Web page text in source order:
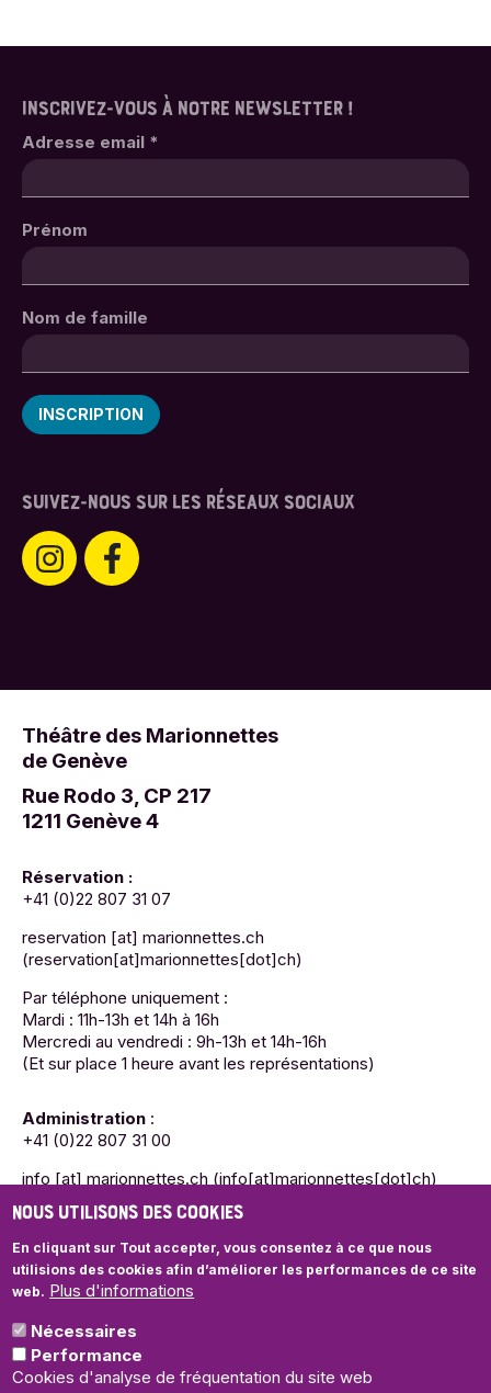
INSCRIVEZ-VOUS À NOTRE NEWSLETTER !
Adresse email *
Prénom
Nom de famille
SUIVEZ-NOUS SUR LES RÉSEAUX SOCIAUX
Théâtre des Marionnettes
de Genève
Rue Rodo 3, CP 217
1211 Genève 4
Réservation :
+41 (0)22 807 31 07
reservation [at] marionnettes.ch
(reservation[at]marionnettes[dot]ch)
Par téléphone uniquement :
Mardi : 11h-13h et 14h à 16h
Mercredi au vendredi : 9h-13h et 14h-16h
(Et sur place 1 heure avant les représentations)
Administration :
+41 (0)22 807 31 00
info [at] marionnettes.ch (info[at]marionnettes[dot]ch)
Mardi : 11h-13h et 14h à 16h
Mercredi au vendredi : 9h-13h et 14h-16h
© Théâtre des Marionnettes de Genève
Politique de confidentialité
NOUS UTILISONS DES COOKIES
En cliquant sur Tout accepter, vous consentez à ce que nous
utilisions des cookies afin d’améliorer les performances de ce site
web. Plus d'informations
Nécessaires
Performance
Cookies d'analyse de fréquentation du site web